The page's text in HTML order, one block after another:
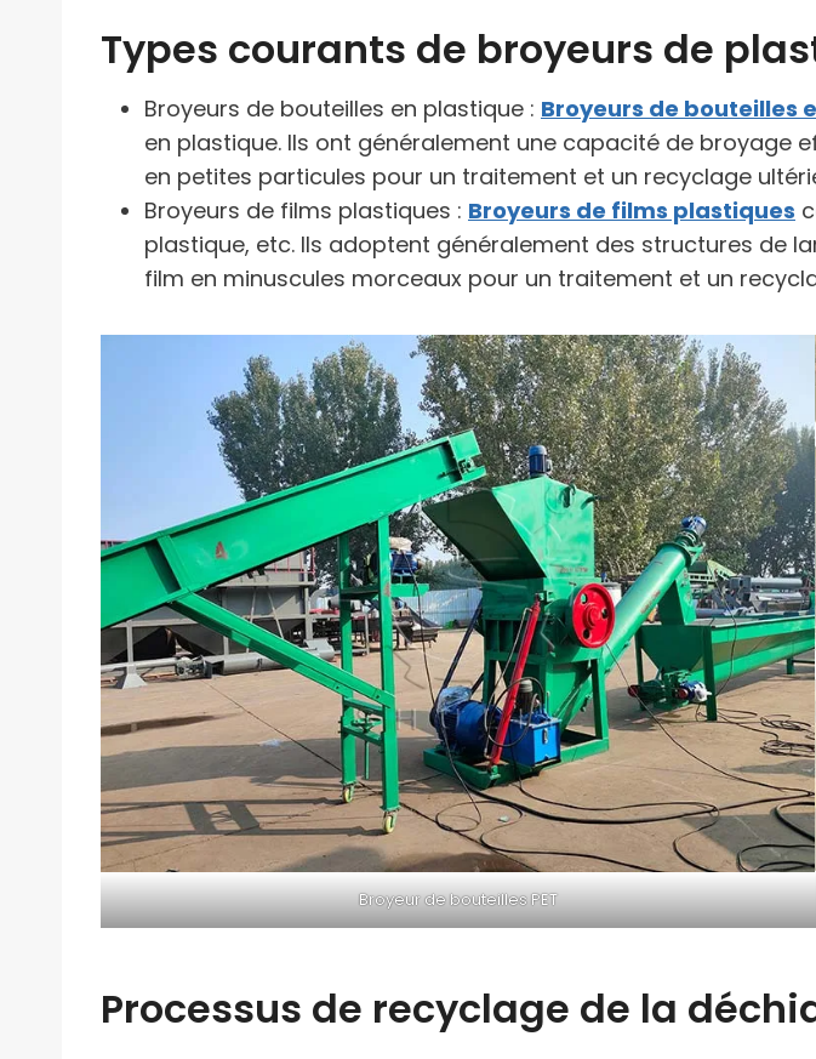
Types courants de broyeurs de
Broyeurs de bouteilles en plastique : Broyeurs de bouteilles
en plastique. Ils ont généralement une capacité de broyage
en petites particules pour un traitement et un recyclage
Broyeurs de films plastiques : Broyeurs de films plastiques
plastique, etc. Ils adoptent généralement des structures de
film en minuscules morceaux pour un traitement et un
Broyeur de bouteilles PET
Processus de recyclage de la